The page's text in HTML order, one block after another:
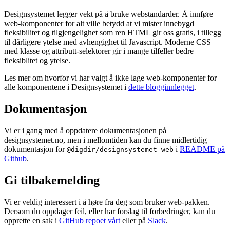
Designsystemet legger vekt på å bruke webstandarder. Å innføre
web-komponenter for alt ville betydd at vi mister innebygd
fleksibilitet og tilgjengelighet som ren HTML gir oss gratis, i tillegg
til dårligere ytelse med avhengighet til Javascript. Moderne CSS
med klasse og attributt-selektorer gir i mange tilfeller bedre
fleksiblitet og ytelse.
Les mer om hvorfor vi har valgt å ikke lage web-komponenter for
alle komponentene i Designsystemet i dette blogginnlegget.
Dokumentasjon
Vi er i gang med å oppdatere dokumentasjonen på
designsystemet.no, men i mellomtiden kan du finne midlertidig
dokumentasjon for @digdir/designsystemet-web i README på
Github.
Gi tilbakemelding
Vi er veldig interessert i å høre fra deg som bruker web-pakken.
Dersom du oppdager feil, eller har forslag til forbedringer, kan du
opprette en sak i GitHub repoet vårt eller på Slack.